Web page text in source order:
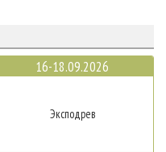
16-18.09.2026
Эксподрев